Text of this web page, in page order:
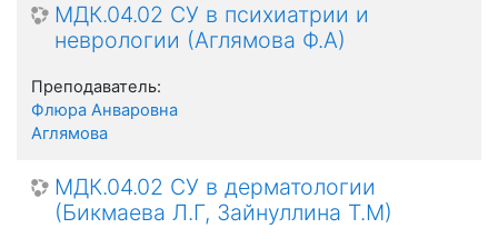
МДК.04.02 СУ в психиатрии и
неврологии (Аглямова Ф.А)
Преподаватель:
Флюра Анваровна
Аглямова
МДК.04.02 СУ в дерматологии
(Бикмаева Л.Г, Зайнуллина Т.М)